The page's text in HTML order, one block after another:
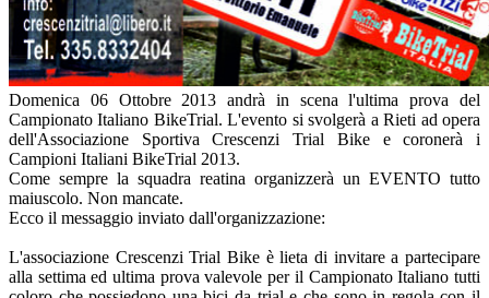
Domenica 06 Ottobre 2013 andrà in scena l'ultima prova del
Campionato Italiano BikeTrial. L'evento si svolgerà a Rieti ad opera
dell'Associazione Sportiva Crescenzi Trial Bike e coronerà i
Campioni Italiani BikeTrial 2013.
Come sempre la squadra reatina organizzerà un EVENTO tutto
maiuscolo. Non mancate.
Ecco il messaggio inviato dall'organizzazione:
L'associazione Crescenzi Trial Bike è lieta di invitare a partecipare
alla settima ed ultima prova valevole per il Campionato Italiano tutti